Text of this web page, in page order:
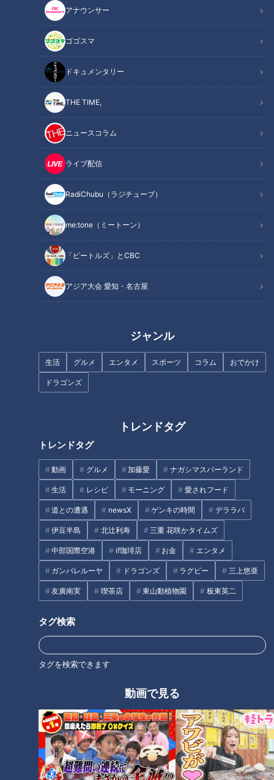
アナウンサー
ゴゴスマ
ドキュメンタリー
THE TIME,
ニュースコラム
ライブ配信
RadiChubu（ラジチューブ）
me:tone（ミートーン）
「ビートルズ」とCBC
アジア大会 愛知・名古屋
ジャンル
生活 グルメ エンタメ スポーツ コラム おでかけ
ドラゴンズ
トレンドタグ
トレンドタグ
動画 グルメ 加藤愛 ナガシマスパーランド
生活 レシピ モーニング 愛されフード
道との遭遇 newsX ゲンキの時間 デララバ
伊豆半島 北辻利寿 三重 花咲かタイムズ
中部国際空港 if珈琲店 お金 エンタメ
ガンバレルーヤ ドラゴンズ ラグビー 三上悠亜
友廣南実 喫茶店 東山動植物園 板東英二
タグ検索
タグを検索できます
動画で見る
おでかけ
サバンナ八木、ロケで起こ
した“ガチ奇跡”…牧場の牛に
飼い主の居場所尋ね、普通
に教えてもらう 最終的に馬
ちょい足し
ちょい足し
2021/11/16 16:33
エンタメ ちょい足し
名古屋のおしゃれトレンド
いざ学校に向井ます
だのは幕末のジョン万次郎
ニュースコラム
東西南北論説風
水の陣でローテ守った小笠
原慎之介 ドラファンが来
季期待する選手ベスト5！
中日ドラゴンズ
サンドラコラム
ドラ
ファンのドラゴンズ
【普段見られない“愛ちゃ
ん”発見！】あと10分、生で
しゃべります＃35
ゴゴスマ
あと10分、生でしゃべりま
2021/11/15 15:50
エンタメ
2021年11月14日放送 【第482回】
ブラックタイムを見逃す
な！朝の異変を徹底チェッ
ク
健康カプセル！ゲンキの
時間
「健康カプセル！ゲンキの時
間」アーカイブ
2021/11/14 07:30
『気まぐれな女店長』北川
弘美（スジナシ）
鶴瓶のスジナシ
「鶴瓶のスジナシ」動画
2021/11/12 20:00
まるでパンケーキ！？キャ
ベツが主役のふわふわ絶品
お好み焼き！愛知県豊田市
でなりゆきグルメ旅
チャント！
なりゆきアフロ～どこに行け
ばいいですか？～
2021/11/12 16:00